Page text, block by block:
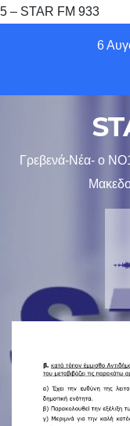
5 – STAR FM 933
6
Γρεβενά-Νέα- ο